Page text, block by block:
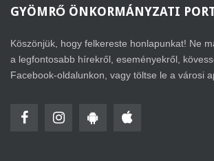
GYÖMRŐ ÖNKORMÁNYZATI
Köszönjük, hogy felkereste honlapunkat! Ne
a legfontosabb hírekről, eseményekről,
Facebook-oldalunkon, vagy töltse le a városi